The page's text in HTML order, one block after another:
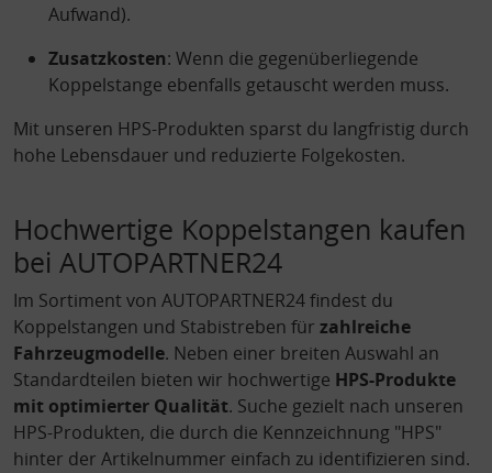
Aufwand).
Zusatzkosten: Wenn die gegenüberliegende
Koppelstange ebenfalls getauscht werden muss.
Mit unseren HPS-Produkten sparst du langfristig durch
hohe Lebensdauer und reduzierte Folgekosten.
Hochwertige Koppelstangen kaufen
bei AUTOPARTNER24
Im Sortiment von AUTOPARTNER24 findest du
Koppelstangen und Stabistreben für zahlreiche
Fahrzeugmodelle. Neben einer breiten Auswahl an
Standardteilen bieten wir hochwertige HPS-Produkte
mit optimierter Qualität. Suche gezielt nach unseren
HPS-Produkten, die durch die Kennzeichnung "HPS"
hinter der Artikelnummer einfach zu identifizieren sind.